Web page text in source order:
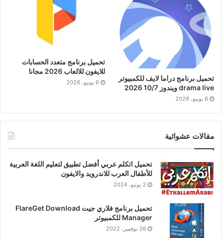
تحميل برنامج دراما لايف للكمبيوتر
drama live ويندوز 10/7 2026
6 يونيو، 2026
تحميل برنامج متعدد الحسابات
للايفون للالعاب 2026 مجانا
6 يونيو، 2026
مقالات عشوائية
تحميل اتكلم عربي أفضل تطبيق لتعليم اللغة العربية
للأطفال العرب للاندرويد والايفون
2 يونيو، 2024
تحميل برنامج فلاري جيت FlareGet Download
Manager للكمبيوتر
26 نوفمبر، 2022